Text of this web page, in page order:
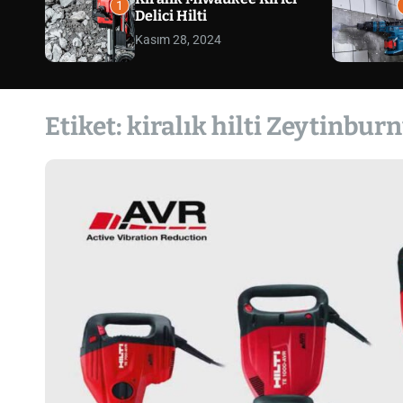
1
Delici Hilti
Kasım 28, 2024
Etiket:kiralık hilti